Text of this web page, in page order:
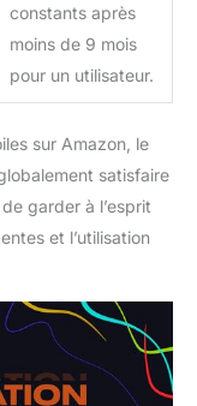
constants après
moins de 9 mois
pour un utilisateur.
sur Amazon, le
satisfaire
garder à l’esprit
et l’utilisation